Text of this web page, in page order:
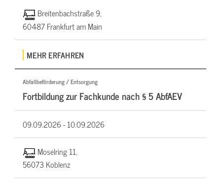
Breitenbachstraße 9,
60487 Frankfurt am Main
MEHR ERFAHREN
Abfallbeförderung / Entsorgung
Fortbildung zur Fachkunde nach § 5 AbfAEV
09.09.2026 -10.09.2026
Moselring 11,
56073 Koblenz